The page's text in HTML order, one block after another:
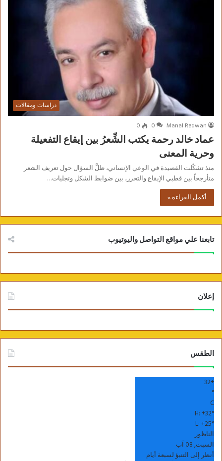
دراسات ومقالات
Manal Radwan
0
0
عماد خالد رحمة يكتب الشِّعرُ بين إيقاع التفعيلة
وحرية المعنى
منذ تشكّلت القصيدة في الوعي الإنساني، ظلَّ السؤال حول تعريف الشعر
متأرجحاً بين قطبي الإيقاع والتحرر، بين ضوابط الشكل وتجليات…
أكمل القراءة »
تابعنا علي مواقع التواصل واليوتيوب
إعلان
الطقس
+
32
°
C
H:+32°
L:+25°
الناظور
السبت, 08 آب
أنظر إلى التنبؤ لسبعة أيام